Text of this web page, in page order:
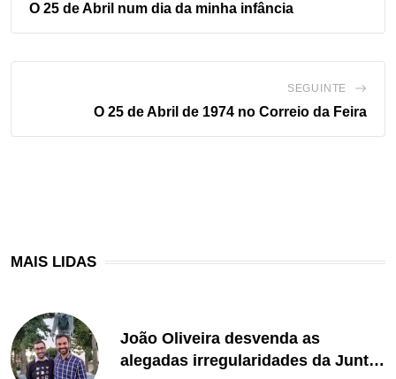
O 25 de Abril num dia da minha infância
SEGUINTE
O 25 de Abril de 1974 no Correio da Feira
MAIS LIDAS
João Oliveira desvenda as
alegadas irregularidades da Junta